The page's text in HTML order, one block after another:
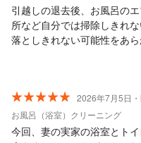
引越しの退去後、お風呂の
所など自分では掃除しきれ
落としきれない可能性をあ
象でした。それでもできる
2026年7月5日
お風呂（浴室）クリーニング
今回、妻の実家の浴室とト